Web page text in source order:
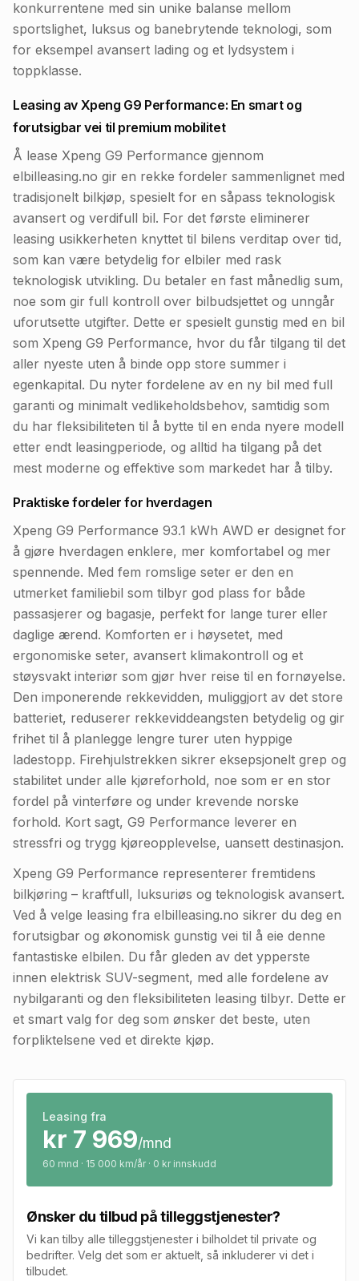
konkurrentene med sin unike balanse mellom
sportslighet, luksus og banebrytende teknologi, som
for eksempel avansert lading og et lydsystem i
toppklasse.
Leasing av Xpeng G9 Performance: En smart og
forutsigbar vei til premium mobilitet
Å lease Xpeng G9 Performance gjennom
elbilleasing.no gir en rekke fordeler sammenlignet med
tradisjonelt bilkjøp, spesielt for en såpass teknologisk
avansert og verdifull bil. For det første eliminerer
leasing usikkerheten knyttet til bilens verditap over tid,
som kan være betydelig for elbiler med rask
teknologisk utvikling. Du betaler en fast månedlig sum,
noe som gir full kontroll over bilbudsjettet og unngår
uforutsette utgifter. Dette er spesielt gunstig med en bil
som Xpeng G9 Performance, hvor du får tilgang til det
aller nyeste uten å binde opp store summer i
egenkapital. Du nyter fordelene av en ny bil med full
garanti og minimalt vedlikeholdsbehov, samtidig som
du har fleksibiliteten til å bytte til en enda nyere modell
etter endt leasingperiode, og alltid ha tilgang på det
mest moderne og effektive som markedet har å tilby.
Praktiske fordeler for hverdagen
Xpeng G9 Performance 93.1 kWh AWD er designet for
å gjøre hverdagen enklere, mer komfortabel og mer
spennende. Med fem romslige seter er den en
utmerket familiebil som tilbyr god plass for både
passasjerer og bagasje, perfekt for lange turer eller
daglige ærend. Komforten er i høysetet, med
ergonomiske seter, avansert klimakontroll og et
støysvakt interiør som gjør hver reise til en fornøyelse.
Den imponerende rekkevidden, muliggjort av det store
batteriet, reduserer rekkeviddeangsten betydelig og gir
frihet til å planlegge lengre turer uten hyppige
ladestopp. Firehjulstrekken sikrer eksepsjonelt grep og
stabilitet under alle kjøreforhold, noe som er en stor
fordel på vinterføre og under krevende norske
forhold. Kort sagt, G9 Performance leverer en
stressfri og trygg kjøreopplevelse, uansett destinasjon.
Xpeng G9 Performance representerer fremtidens
bilkjøring – kraftfull, luksuriøs og teknologisk avansert.
Ved å velge leasing fra elbilleasing.no sikrer du deg en
forutsigbar og økonomisk gunstig vei til å eie denne
fantastiske elbilen. Du får gleden av det ypperste
innen elektrisk SUV-segment, med alle fordelene av
nybilgaranti og den fleksibiliteten leasing tilbyr. Dette er
et smart valg for deg som ønsker det beste, uten
forpliktelsene ved et direkte kjøp.
Leasing fra
kr 7 969/mnd
60 mnd · 15 000 km/år · 0 kr innskudd
Ønsker du tilbud på tilleggstjenester?
Vi kan tilby alle tilleggstjenester i bilholdet til private og
bedrifter. Velg det som er aktuelt, så inkluderer vi det i
tilbudet.